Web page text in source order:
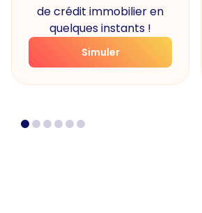
de crédit immobilier en
quelques instants !
Simuler